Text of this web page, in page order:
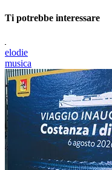
Ti potrebbe interessare
elodie
musica